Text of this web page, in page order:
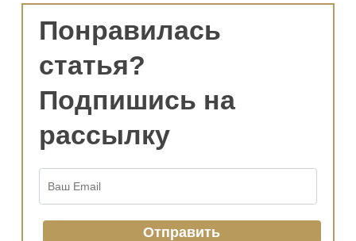
Понравилась
статья?
Подпишись на
рассылку